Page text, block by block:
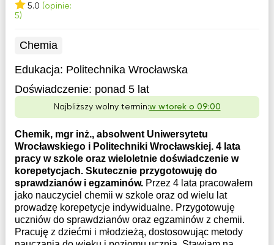
5.0 (opinie:
5)
Chemia
Edukacja: Politechnika Wrocławska
Doświadczenie: ponad 5 lat
Najbliższy wolny termin:w wtorek o 09:00
Chemik, mgr inż., absolwent Uniwersytetu
Wrocławskiego i Politechniki Wrocławskiej. 4 lata
pracy w szkole oraz wieloletnie doświadczenie w
korepetycjach. Skutecznie przygotowuję do
sprawdzianów i egzaminów. Przez 4 lata pracowałem
jako nauczyciel chemii w szkole oraz od wielu lat
prowadzę korepetycje indywidualne. Przygotowuję
uczniów do sprawdzianów oraz egzaminów z chemii.
Pracuję z dziećmi i młodzieżą, dostosowując metody